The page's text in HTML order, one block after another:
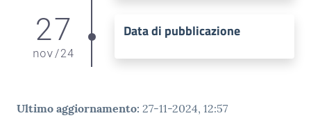
27
nov/24
Data di pubblicazione
Ultimo aggiornamento: 27-11-2024, 12:57